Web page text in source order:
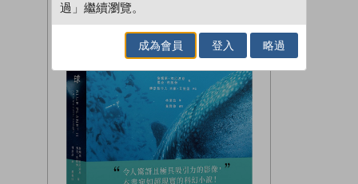
過」繼續瀏覽。
成為會員 登入 略過